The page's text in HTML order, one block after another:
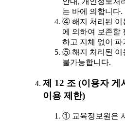
는 바에 의합니다.
④ 해지 처리된 이
에 의하여 보존할
하고 지체 없이 파
⑤ 해지 처리된 이
불가능합니다.
제 12 조 (이용자 게
이용 제한)
① 교육정보원은